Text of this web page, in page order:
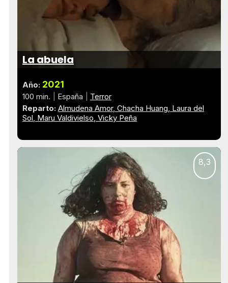
La abuela
Año: 2021
100 min. España
Terror
Reparto: Almudena Amor Chacha Huang Laura del
Sol Maru Valdivielso Vicky Peña
8,3